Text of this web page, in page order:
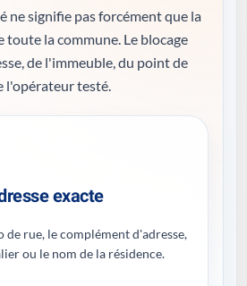
ne signifie pas forcément que la
la commune. Le blocage
de l'immeuble, du point de
l'opérateur testé.
exacte
de rue, le complément d'adresse,
ou le nom de la résidence.